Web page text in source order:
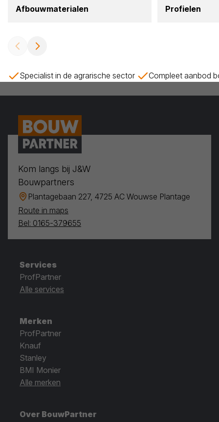
Afbouw­ma­te­ri­a­len Pro­fie­len
Specialist in de agrarische sector Compleet aanbod
Kom langs bij J&W
Bouwpartners
Plantagebaan 227, 4725 AC Wouwse Plantage
Route in maps
Bel: 0165-379655
Services
ProfPartner
Alle services
Merken
ProfPartner
Knauf
Stanley
BMI Monier
Alle merken
Over BouwPartner